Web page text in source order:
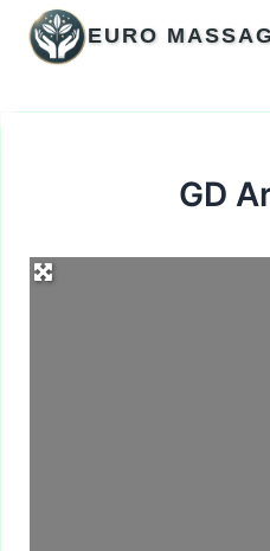
Doorgaan
naar
inhoud
EURO
GD